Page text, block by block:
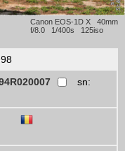
Canon EOS-1D X 40mm
f/8.0 1/400s 125iso
sn: